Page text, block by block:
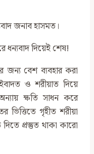
জনাব হাসমত।
দিয়েই শেষ!
জন্য বেশ ব্যবহার করা
ও শরীয়াত দিয়ে
ক্ষতি সাধন করে
ভিত্তিতে গৃহীত শরীয়া
প্রস্তুত থাকা কারো